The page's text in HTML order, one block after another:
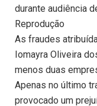
durante audiência
Reprodução
As fraudes
Iomayra Oliveira
menos duas
Apenas no último
provocado um